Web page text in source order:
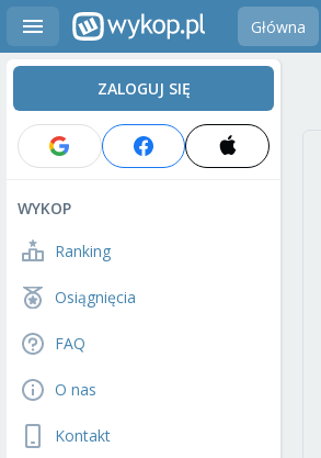
Główna
ZALOGUJ SIĘ
WYKOP
Ranking
Osiągnięcia
FAQ
O nas
Kontakt